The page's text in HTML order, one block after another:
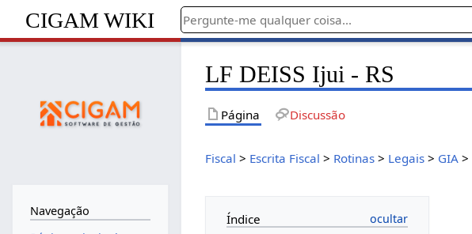
CIGAM WIKI
LF DEISS Ijui - RS
Página Discussão
Fiscal > Escrita Fiscal > Rotinas > Legais > GIA >
Índice
Navegação